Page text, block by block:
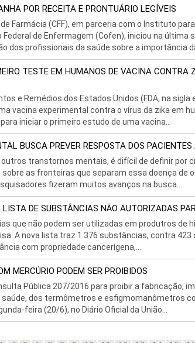
POR RECEITA E PRONTUÁRIO LEGÍVEIS
de Farmácia (CFF), em parceria com o Instituto
Federal de Enfermagem (Cofen), iniciou na última
dos profissionais da saúde sobre a importância
TESTE EM HUMANOS DE VACINA CONTRA
e Remédios dos Estados Unidos (FDA, na
vacina experimental contra o vírus da zika em
iniciar o primeiro estudo de uma vacina...
BUSCA PREVER RESPOSTA DOS
transtornos mentais, é difícil de definir por
as fronteiras que separam essa doença de
fizeram muitos avanços na busca...
DE SUBSTÂNCIAS NÃO AUTORIZADAS
que não podem ser utilizadas em produtros de
A nova lista traz 1.376 substâncias, contra
com propriedade cancerígena,...
MERCÚRIO PODEM SER PROIBIDOS
Pública 207/2016 para proibir a fabricação,
dos termômetros e esfigmomanômetros
feira (20/6), no Diário Oficial da União...